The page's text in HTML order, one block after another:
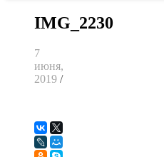
IMG_2230
7
июня,
2019 /